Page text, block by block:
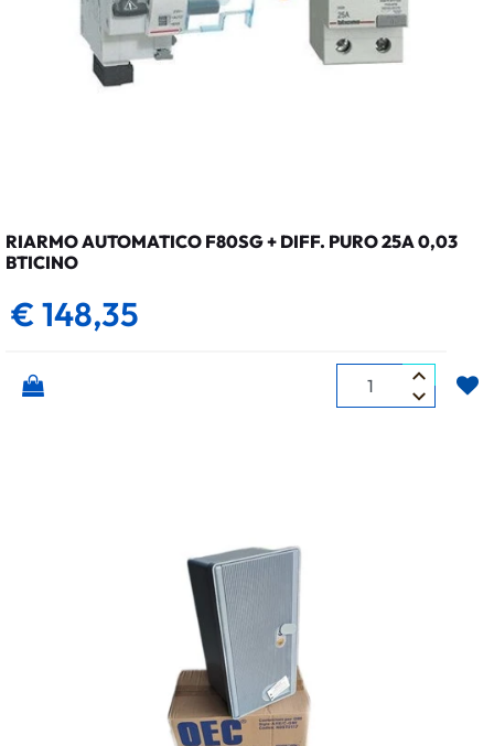
RIARMO AUTOMATICO F80SG + DIFF. PURO 25A 0,03
BTICINO
€ 148,35
Quantità